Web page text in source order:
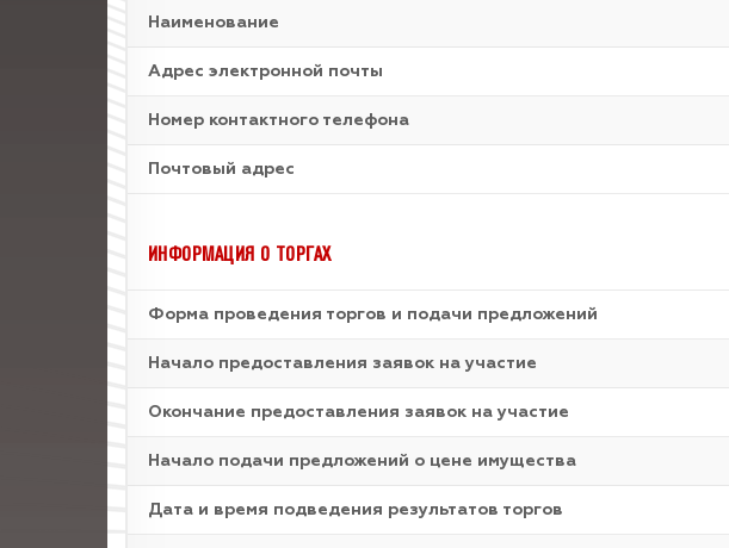
Наименование
Адрес электронной почты
Номер контактного телефона
Почтовый адрес
ИНФОРМАЦИЯ О ТОРГАХ
Форма проведения торгов и подачи предложений
Начало предоставления заявок на участие
Окончание предоставления заявок на участие
Начало подачи предложений о цене имущества
Дата и время подведения результатов торгов